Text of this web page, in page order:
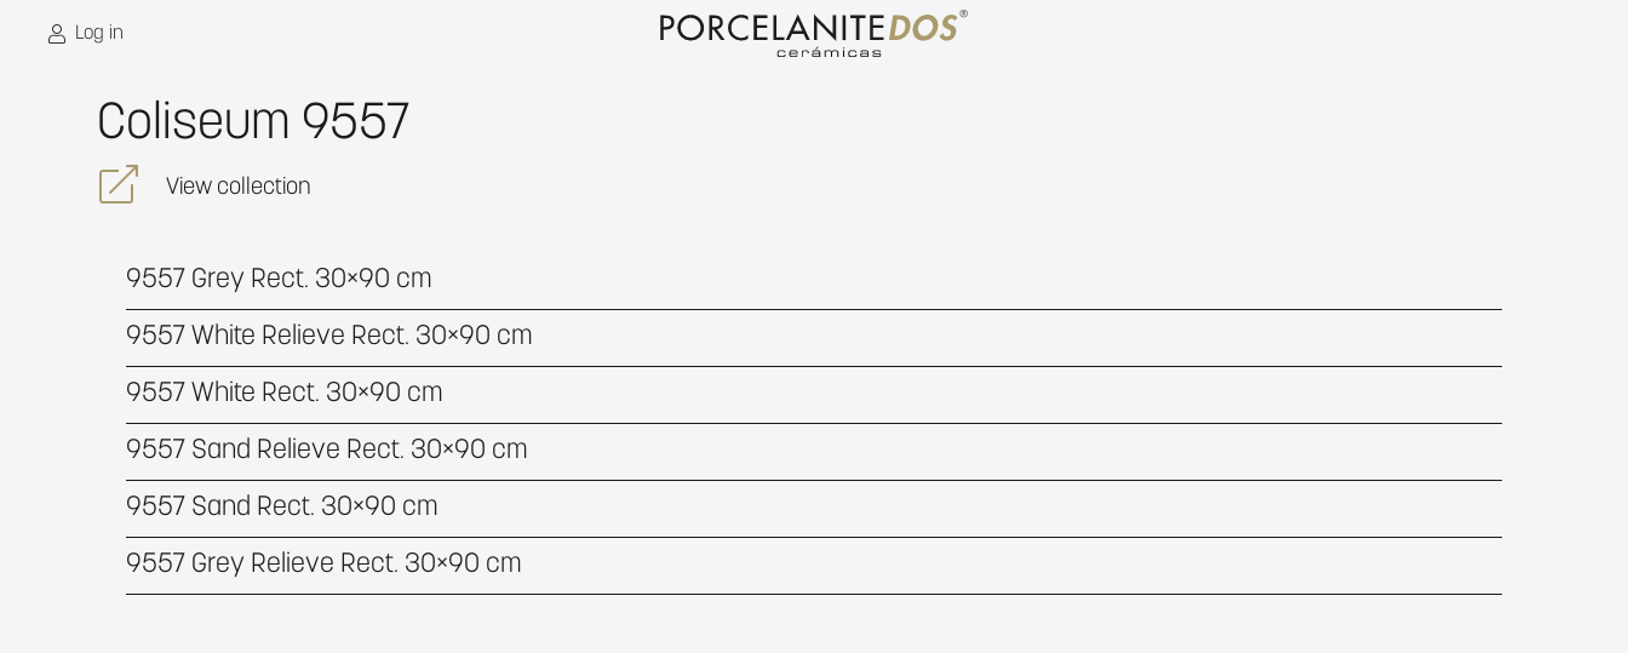
Log in
Coliseum 9557
View collection
9557 Grey Rect. 30×90 cm
9557 White Relieve Rect. 30×90 cm
9557 White Rect. 30×90 cm
9557 Sand Relieve Rect. 30×90 cm
9557 Sand Rect. 30×90 cm
9557 Grey Relieve Rect. 30×90 cm